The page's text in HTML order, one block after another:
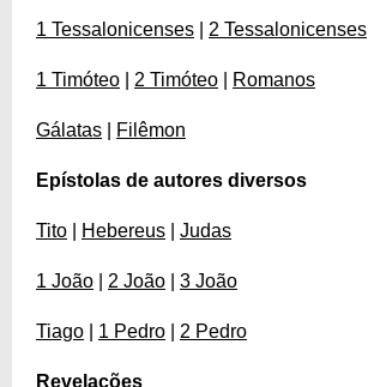
1 Tessalonicenses 2 Tessalonicenses
1 Timóteo 2 Timóteo Romanos
Gálatas Filêmon
Epístolas de autores diversos
Tito Hebereus Judas
1 João 2 João 3 João
Tiago 1 Pedro 2 Pedro
Revelações